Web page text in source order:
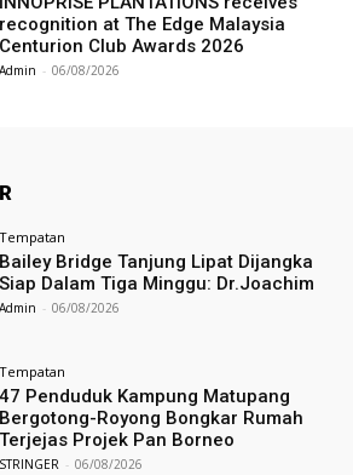
recognition at The Edge Malaysia
Centurion Club Awards 2026
Admin - 06/08/2026
Tempatan
Bailey Bridge Tanjung Lipat Dijangka
Siap Dalam Tiga Minggu: Dr.Joachim
Admin - 06/08/2026
Tempatan
47 Penduduk Kampung Matupang
Bergotong-Royong Bongkar Rumah
Terjejas Projek Pan Borneo
STRINGER - 06/08/2026